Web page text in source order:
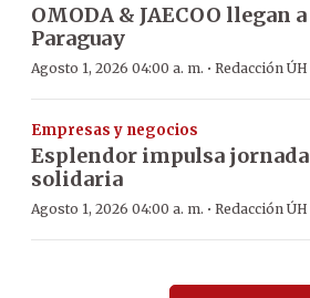
OMODA & JAECOO llegan a
Paraguay
Agosto 1, 2026 04:00 a. m. · Redacción ÚH
Empresas y negocios
Esplendor impulsa jornada
solidaria
Agosto 1, 2026 04:00 a. m. · Redacción ÚH